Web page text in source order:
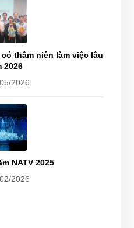
thâm niên làm việc lâu
2026
2026
NATV 2025
2026